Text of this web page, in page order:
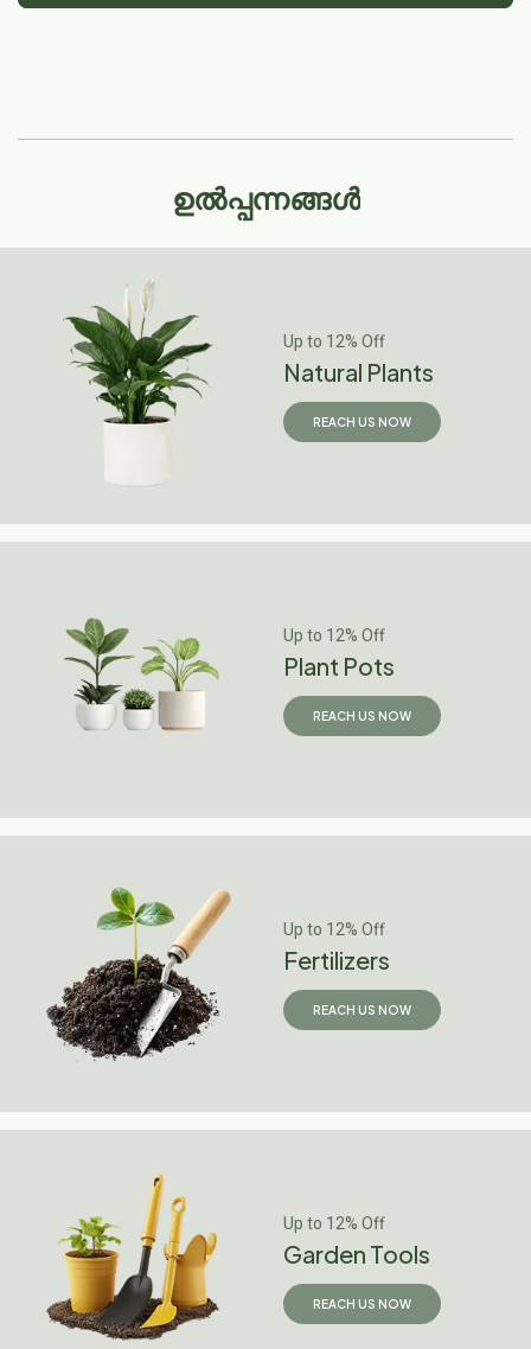
ഉൽപ്പന്നങ്ങൾ
Up to 12% Off
Natural Plants
REACH US NOW
Up to 12% Off
Plant Pots
REACH US NOW
Up to 12% Off
Fertilizers
REACH US NOW
Up to 12% Off
Garden Tools
REACH US NOW